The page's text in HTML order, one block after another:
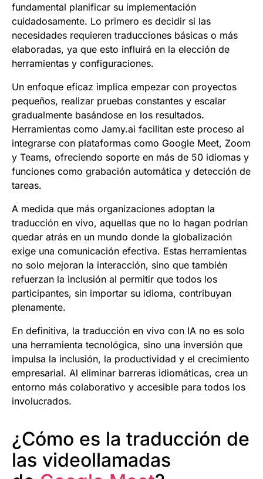
fundamental planificar su implementación
cuidadosamente. Lo primero es decidir si las
necesidades requieren traducciones básicas o más
elaboradas, ya que esto influirá en la elección de
herramientas y configuraciones.
Un enfoque eficaz implica empezar con proyectos
pequeños, realizar pruebas constantes y escalar
gradualmente basándose en los resultados.
Herramientas como Jamy.ai facilitan este proceso al
integrarse con plataformas como Google Meet, Zoom
y Teams, ofreciendo soporte en más de 50 idiomas y
funciones como grabación automática y detección de
tareas.
A medida que más organizaciones adoptan la
traducción en vivo, aquellas que no lo hagan podrían
quedar atrás en un mundo donde la globalización
exige una comunicación efectiva. Estas herramientas
no solo mejoran la interacción, sino que también
refuerzan la inclusión al permitir que todos los
participantes, sin importar su idioma, contribuyan
plenamente.
En definitiva, la traducción en vivo con IA no es solo
una herramienta tecnológica, sino una inversión que
impulsa la inclusión, la productividad y el crecimiento
empresarial. Al eliminar barreras idiomáticas, crea un
entorno más colaborativo y accesible para todos los
involucrados.
¿Cómo es la traducción de
las videollamadas